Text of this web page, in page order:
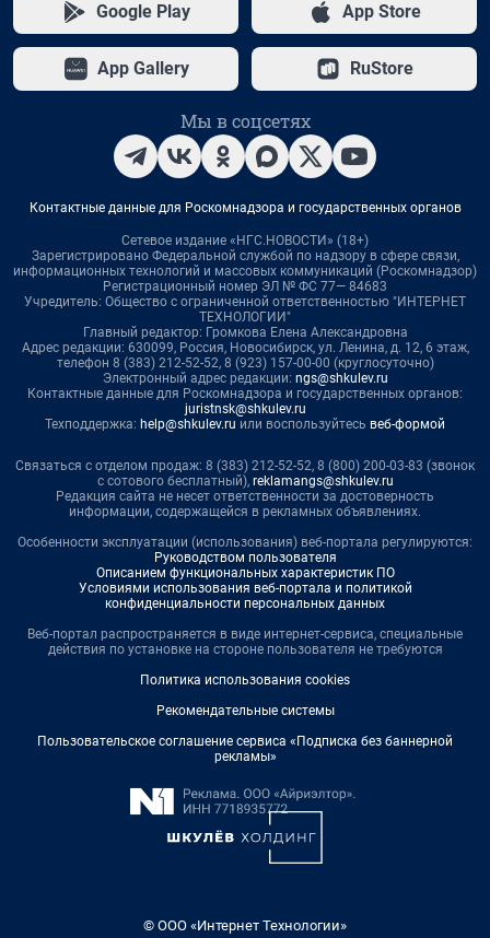
Google Play App Store
App Gallery RuStore
Мы в соцсетях
Контактные данные для Роскомнадзора и государственных органов
Сетевое издание «НГС.НОВОСТИ» (18+)
Зарегистрировано Федеральной службой по надзору в сфере связи,
информационных технологий и массовых коммуникаций (Роскомнадзор)
Регистрационный номер ЭЛ № ФС 77— 84683
Учредитель: Общество с ограниченной ответственностью "ИНТЕРНЕТ
ТЕХНОЛОГИИ"
Главный редактор: Громкова Елена Александровна
Адрес редакции: 630099, Россия, Новосибирск, ул. Ленина, д. 12, 6 этаж,
телефон 8 (383) 212-52-52, 8 (923) 157-00-00 (круглосуточно)
Электронный адрес редакции: ngs@shkulev.ru
Контактные данные для Роскомнадзора и государственных органов:
juristnsk@shkulev.ru
Техподдержка: help@shkulev.ru или воспользуйтесь веб-формой
Связаться с отделом продаж: 8 (383) 212-52-52, 8 (800) 200-03-83 (звонок
с сотового бесплатный), reklamangs@shkulev.ru
Редакция сайта не несет ответственности за достоверность
информации, содержащейся в рекламных объявлениях.
Особенности эксплуатации (использования) веб-портала регулируются:
Руководством пользователя
Описанием функциональных характеристик ПО
Условиями использования веб-портала и политикой
конфиденциальности персональных данных
Веб-портал распространяется в виде интернет-сервиса, специальные
действия по установке на стороне пользователя не требуются
Политика использования cookies
Рекомендательные системы
Пользовательское соглашение сервиса «Подписка без баннерной
рекламы»
© ООО «Интернет Технологии»